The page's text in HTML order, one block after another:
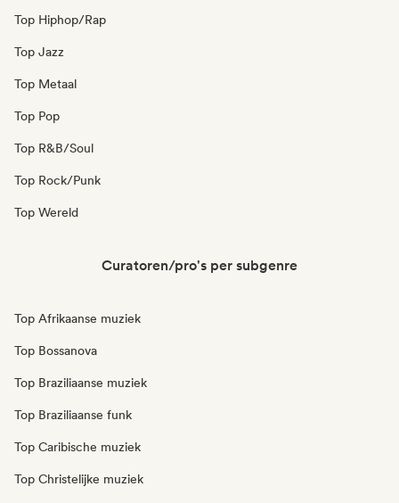
Top Hiphop/Rap
Top Jazz
Top Metaal
Top Pop
Top R&B/Soul
Top Rock/Punk
Top Wereld
Curatoren/pro's per subgenre
Top Afrikaanse muziek
Top Bossanova
Top Braziliaanse muziek
Top Braziliaanse funk
Top Caribische muziek
Top Christelijke muziek